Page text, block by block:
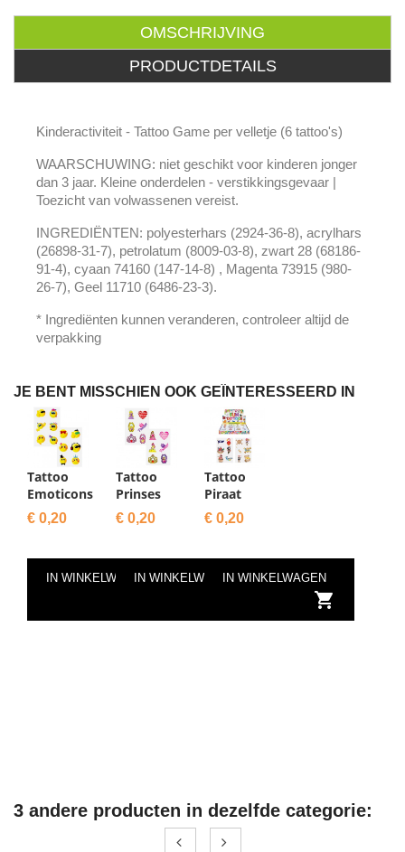
OMSCHRIJVING
PRODUCTDETAILS
Kinderactiviteit - Tattoo Game per velletje (6 tattoo's)
WAARSCHUWING: niet geschikt voor kinderen jonger
dan 3 jaar. Kleine onderdelen - verstikkingsgevaar |
Toezicht van volwassenen vereist.
INGREDIËNTEN: polyesterhars (2924-36-8), acrylhars
(26898-31-7), petrolatum (8009-03-8), zwart 28 (68186-
91-4), cyaan 74160 (147-14-8) , Magenta 73915 (980-
26-7), Geel 11710 (6486-23-3).
* Ingrediënten kunnen veranderen, controleer altijd de
verpakking
JE BENT MISSCHIEN OOK GEÏNTERESSEERD IN
Tattoo
Emoticons
Prijs
€ 0,20
IN WINKELWAGEN
Tattoo
Prinses
Prijs
€ 0,20
IN WINKELWAGEN
Tattoo
Piraat
Prijs
€ 0,20
IN WINKELWAGEN

3 andere producten in dezelfde categorie: